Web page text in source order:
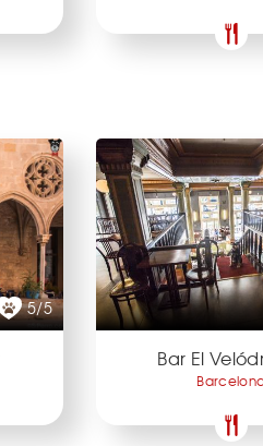
5/5
Bar El